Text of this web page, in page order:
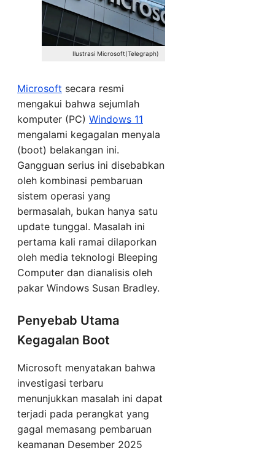
Ilustrasi Microsoft(Telegraph)
Microsoft secara resmi
mengakui bahwa sejumlah
komputer (PC) Windows 11
mengalami kegagalan menyala
(boot) belakangan ini.
Gangguan serius ini disebabkan
oleh kombinasi pembaruan
sistem operasi yang
bermasalah, bukan hanya satu
update tunggal. Masalah ini
pertama kali ramai dilaporkan
oleh media teknologi Bleeping
Computer dan dianalisis oleh
pakar Windows Susan Bradley.
Penyebab Utama
Kegagalan Boot
Microsoft menyatakan bahwa
investigasi terbaru
menunjukkan masalah ini dapat
terjadi pada perangkat yang
gagal memasang pembaruan
keamanan Desember 2025